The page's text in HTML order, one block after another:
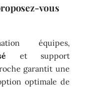
vous
équipes,
et support
garantit une
optimale de